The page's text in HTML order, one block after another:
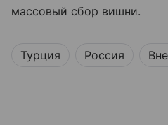
массовый сбор вишни.
Турция Россия